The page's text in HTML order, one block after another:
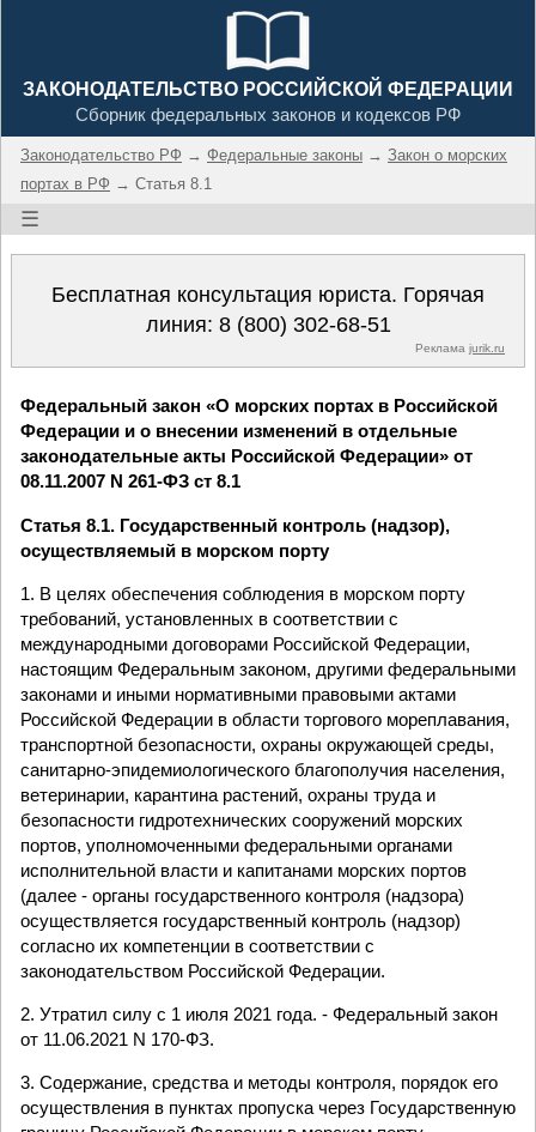
ЗАКОНОДАТЕЛЬСТВО РОССИЙСКОЙ ФЕДЕРАЦИИ
Сборник федеральных законов и кодексов РФ
Законодательство РФ → Федеральные законы → Закон о морских
портах в РФ → Статья 8.1
☰
Бесплатная консультация юриста. Горячая
линия: 8 (800) 302-68-51
Реклама jurik.ru
Федеральный закон «О морских портах в Российской
Федерации и о внесении изменений в отдельные
законодательные акты Российской Федерации» от
08.11.2007 N 261-ФЗ ст 8.1
Статья 8.1. Государственный контроль (надзор),
осуществляемый в морском порту
1. В целях обеспечения соблюдения в морском порту
требований, установленных в соответствии с
международными договорами Российской Федерации,
настоящим Федеральным законом, другими федеральными
законами и иными нормативными правовыми актами
Российской Федерации в области торгового мореплавания,
транспортной безопасности, охраны окружающей среды,
санитарно-эпидемиологического благополучия населения,
ветеринарии, карантина растений, охраны труда и
безопасности гидротехнических сооружений морских
портов, уполномоченными федеральными органами
исполнительной власти и капитанами морских портов
(далее - органы государственного контроля (надзора)
осуществляется государственный контроль (надзор)
согласно их компетенции в соответствии с
законодательством Российской Федерации.
2. Утратил силу с 1 июля 2021 года. - Федеральный закон
от 11.06.2021 N 170-ФЗ.
3. Содержание, средства и методы контроля, порядок его
осуществления в пунктах пропуска через Государственную